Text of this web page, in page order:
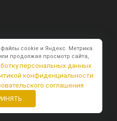
cookie и Яндекс. Метрика.
продолжая просмотр сайта,
персональных данных
конфиденциальности
соглашения